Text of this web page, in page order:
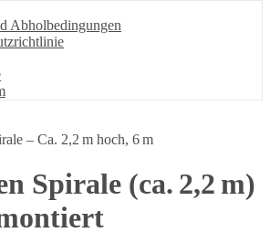
Abholbedingungen
– Ca. 2,2 m hoch, 6 m
Spirale (ca. 2,2 m)